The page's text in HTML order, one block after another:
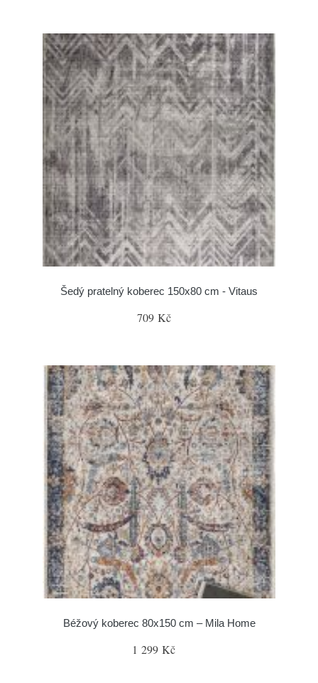
Šedý pratelný koberec 150x80 cm - Vitaus
709 Kč
Béžový koberec 80x150 cm – Mila Home
1 299 Kč